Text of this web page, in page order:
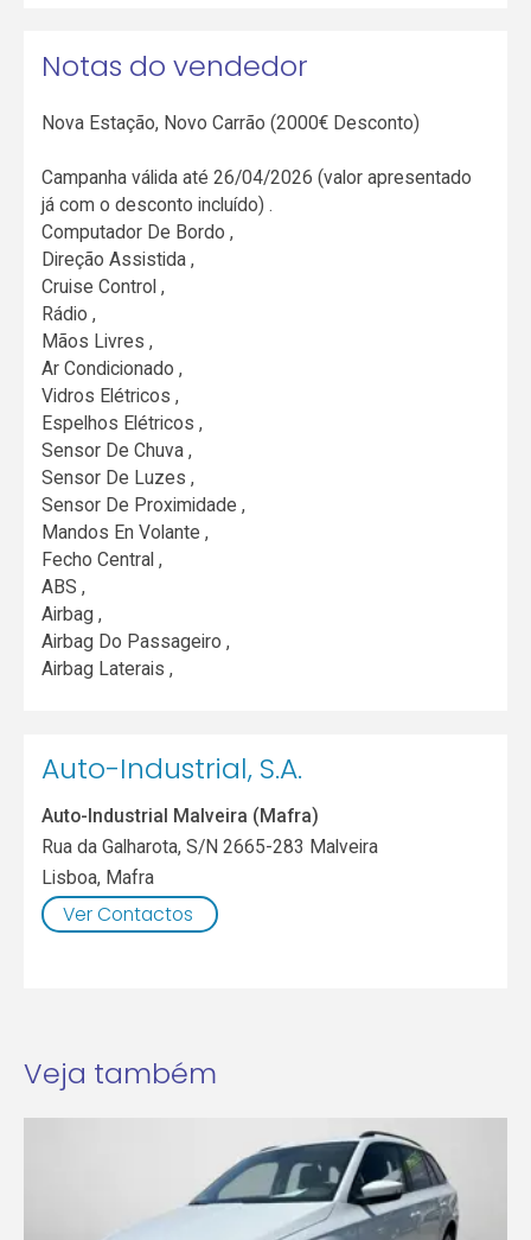
Notas do vendedor
Nova Estação, Novo Carrão (2000€ Desconto)
Campanha válida até 26/04/2026 (valor apresentado
já com o desconto incluído) .
Computador De Bordo ,
Direção Assistida ,
Cruise Control ,
Rádio ,
Mãos Livres ,
Ar Condicionado ,
Vidros Elétricos ,
Espelhos Elétricos ,
Sensor De Chuva ,
Sensor De Luzes ,
Sensor De Proximidade ,
Mandos En Volante ,
Fecho Central ,
ABS ,
Airbag ,
Airbag Do Passageiro ,
Airbag Laterais ,
Auto-Industrial, S.A.
Auto-Industrial Malveira (Mafra)
Rua da Galharota, S/N 2665-283 Malveira
Lisboa, Mafra
Ver Contactos
Veja também